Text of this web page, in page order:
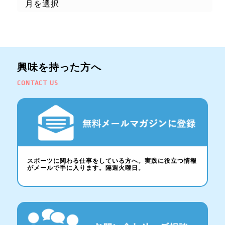
興味を持った方へ
CONTACT US
スポーツに関わる仕事をしている方へ。実践に役立つ情報
がメールで手に入ります。隔週火曜日。